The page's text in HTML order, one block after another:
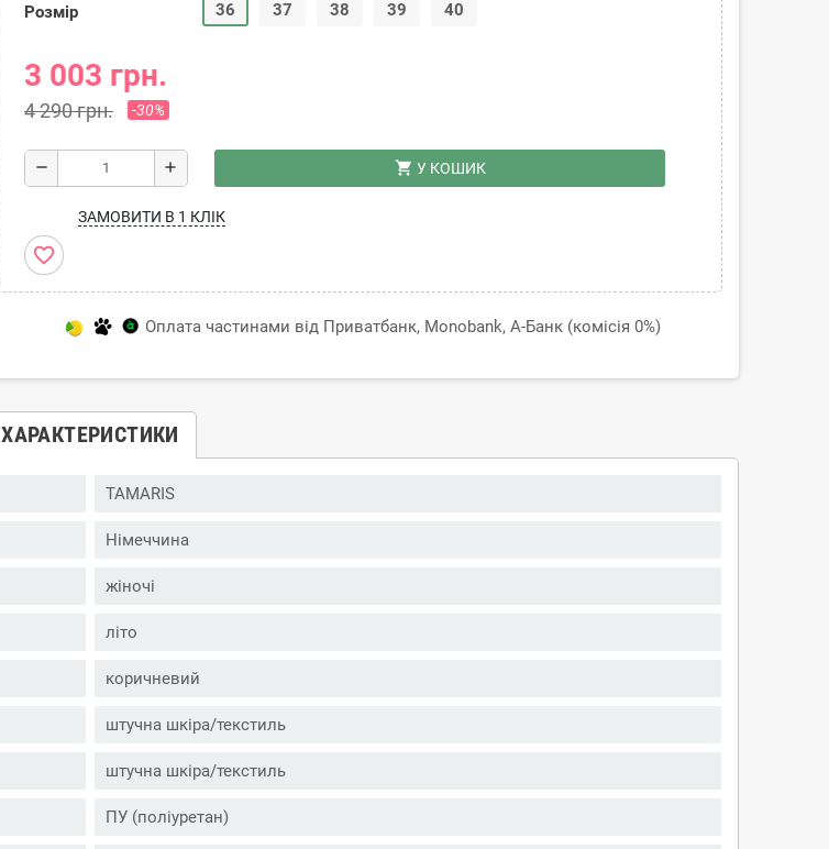
Розмір 36 37 38 39 40
3 003 грн.
4 290 грн. -30%
remove add shopping_cart У КОШИК
ЗАМОВИТИ В 1 КЛІК
favorite_border
Оплата частинами від Приватбанк, Monobank, А-Банк (комісія 0%)
ХАРАКТЕРИСТИКИ
TAMARIS
Німеччина
жіночі
літо
коричневий
штучна шкіра/текстиль
штучна шкіра/текстиль
ПУ (поліуретан)